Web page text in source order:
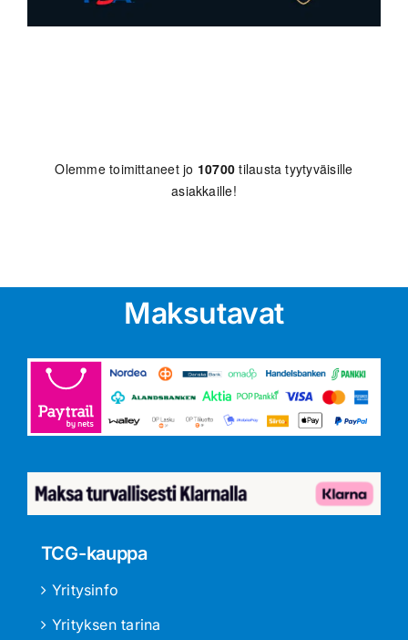
Olemme toimittaneet jo 10700 tilausta tyytyväisille
asiakkaille!
Maksutavat
TCG-kauppa
Yritysinfo
Yrityksen tarina